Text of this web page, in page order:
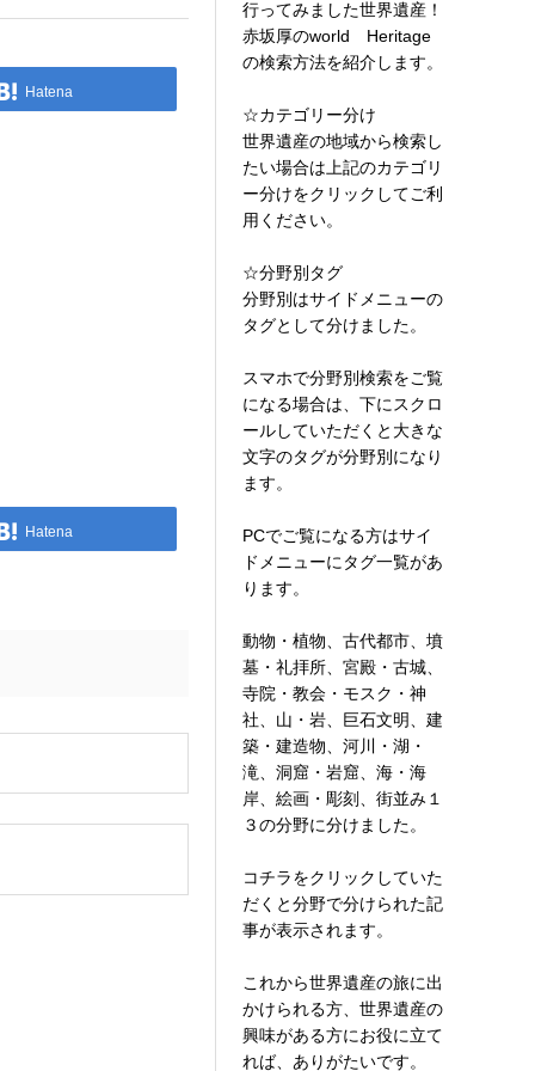
Hatena
Hatena
行ってみました世界遺産！
赤坂厚のworld Heritage
の検索方法を紹介します。
☆カテゴリー分け
世界遺産の地域から検索し
たい場合は上記のカテゴリ
ー分けをクリックしてご利
用ください。
☆分野別タグ
分野別はサイドメニューの
タグとして分けました。
スマホで分野別検索をご覧
になる場合は、下にスクロ
ールしていただくと大きな
文字のタグが分野別になり
ます。
PCでご覧になる方はサイ
ドメニューにタグ一覧があ
ります。
動物・植物、古代都市、墳
墓・礼拝所、宮殿・古城、
寺院・教会・モスク・神
社、山・岩、巨石文明、建
築・建造物、河川・湖・
滝、洞窟・岩窟、海・海
岸、絵画・彫刻、街並み１
３の分野に分けました。
コチラをクリックしていた
だくと分野で分けられた記
事が表示されます。
これから世界遺産の旅に出
かけられる方、世界遺産の
興味がある方にお役に立て
れば、ありがたいです。